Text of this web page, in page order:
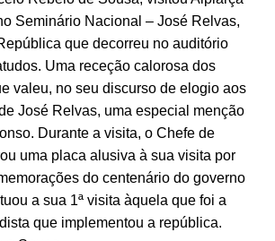
Seminário Nacional – José Relvas,
que decorreu no auditório
Uma receção calorosa dos
valeu, no seu discurso de elogio aos
José Relvas, uma especial menção
Durante a visita, o Chefe de
uma placa alusiva à sua visita por
do centenário do governo
a sua 1ª visita àquela que foi a
que implementou a república.